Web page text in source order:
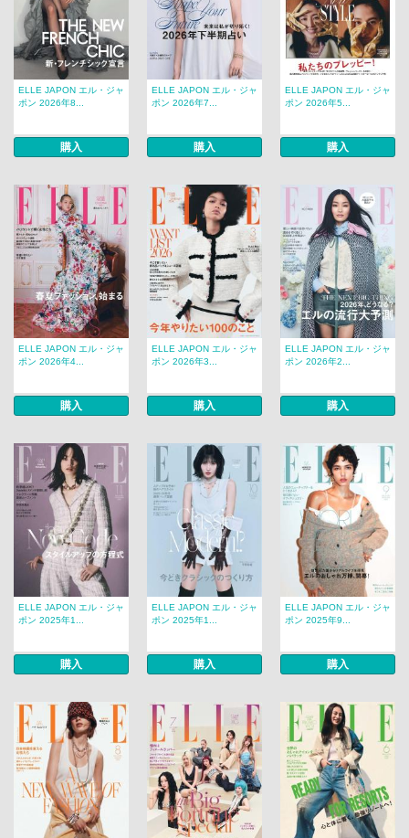
ELLE JAPON エル・ジャ
ポン 2026年8...
購入
ELLE JAPON エル・ジャ
ポン 2026年7...
購入
ELLE JAPON エル・ジャ
ポン 2026年5...
購入
ELLE JAPON エル・ジャ
ポン 2026年4...
購入
ELLE JAPON エル・ジャ
ポン 2026年3...
購入
ELLE JAPON エル・ジャ
ポン 2026年2...
購入
ELLE JAPON エル・ジャ
ポン 2025年1...
購入
ELLE JAPON エル・ジャ
ポン 2025年1...
購入
ELLE JAPON エル・ジャ
ポン 2025年9...
購入